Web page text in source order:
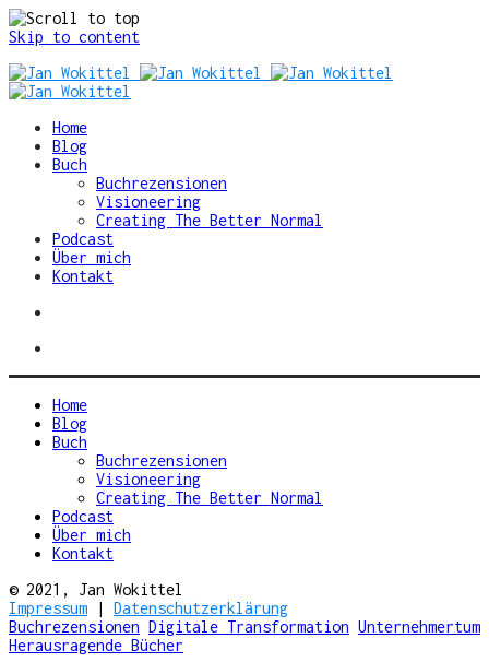
Skip to content
Home
Blog
Buch
Buchrezensionen
Visioneering
Creating The Better Normal
Podcast
Über mich
Kontakt
Home
Blog
Buch
Buchrezensionen
Visioneering
Creating The Better Normal
Podcast
Über mich
Kontakt
© 2021, Jan Wokittel
Impressum | Datenschutzerklärung
Buchrezensionen Digitale Transformation Unternehmertum
Herausragende Bücher